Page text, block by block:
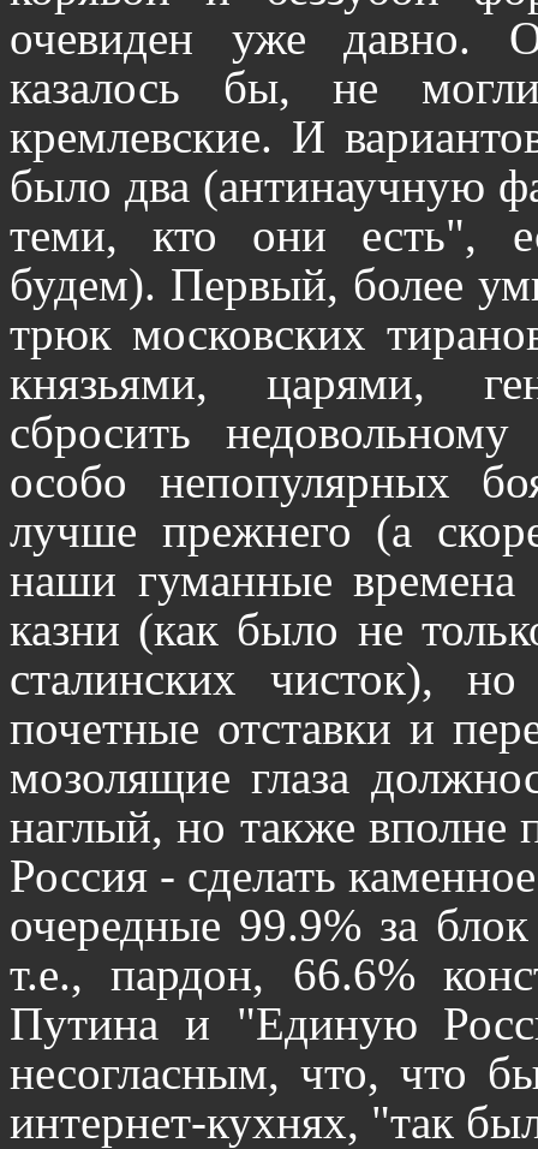
очевиден уже давно.
казалось бы, не
кремлевские. И
было два (антинаучную
теми, кто они есть",
будем). Первый, более
трюк московских
князьями, царями,
сбросить
особо непопулярных
лучше прежнего (а
наши гуманные времена
казни (как было не
сталинских чисток),
почетные отставки и
мозолящие глаза
наглый, но также вполне
Россия - сделать
очередные 99.9% за
т.е., пардон, 66.6%
Путина и "Единую
несогласным, что, что
интернет-кухнях, "так